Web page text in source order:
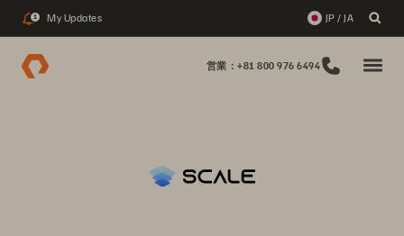
1 My Updates JP / JA
営業：+81 800 976 6494